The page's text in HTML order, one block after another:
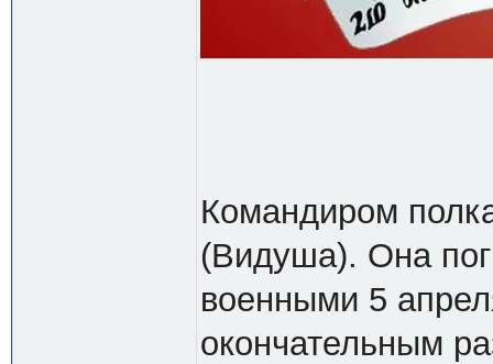
Командиром
(Видуша). Она
военными 5
окончательным